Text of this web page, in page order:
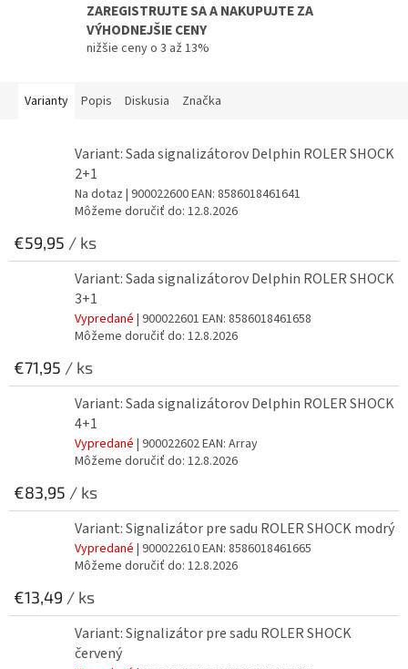
ZAREGISTRUJTE SA A NAKUPUJTE ZA
VÝHODNEJŠIE CENY
nižšie ceny o 3 až 13%
Varianty Popis Diskusia Značka
Variant: Sada signalizátorov Delphin ROLER SHOCK
2+1
Na dotaz | 900022600EAN: 8586018461641
Môžeme doručiť do: 12.8.2026
€59,95 / ks
Variant: Sada signalizátorov Delphin ROLER SHOCK
3+1
Vypredané | 900022601 EAN: 8586018461658
Môžeme doručiť do: 12.8.2026
€71,95 / ks
Variant: Sada signalizátorov Delphin ROLER SHOCK
4+1
Vypredané | 900022602EAN: Array
Môžeme doručiť do: 12.8.2026
€83,95 / ks
Variant: Signalizátor pre sadu ROLER SHOCK modrý
Vypredané | 900022610EAN: 8586018461665
Môžeme doručiť do: 12.8.2026
€13,49 / ks
Variant: Signalizátor pre sadu ROLER SHOCK
červený